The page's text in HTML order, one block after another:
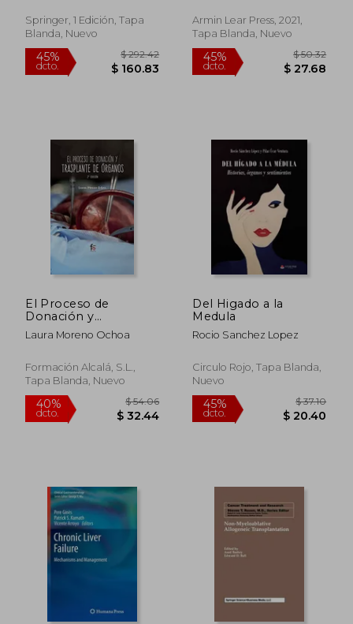
Springer, 1 Edición, Tapa
Blanda, Nuevo
45%
dcto. $ 160.83
Armin Lear Press, 2021,
Tapa Blanda, Nuevo
45%
dcto.
El Proceso de
Donación y
Trasplante de
Órganos
Laura Moreno Ochoa
Formación Alcalá, S.L.,
Tapa Blanda, Nuevo
Del Higado a la
Medula
Rocio Sanchez Lopez
Circulo Rojo, Tapa Blanda,
Nuevo